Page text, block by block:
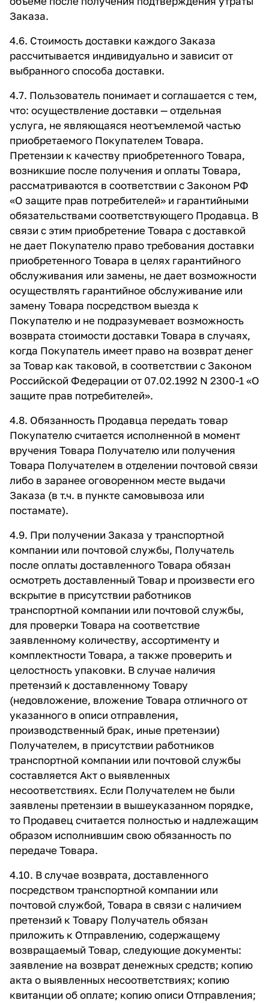
Заказа.
4.6. Стоимость доставки каждого Заказа
рассчитывается индивидуально и зависит от
выбранного способа доставки.
4.7. Пользователь понимает и соглашается с тем,
что: осуществление доставки — отдельная
услуга, не являющаяся неотъемлемой частью
приобретаемого Покупателем Товара.
Претензии к качеству приобретенного Товара,
возникшие после получения и оплаты Товара,
рассматриваются в соответствии с Законом РФ
«О защите прав потребителей» и гарантийными
обязательствами соответствующего Продавца. В
связи с этим приобретение Товара с доставкой
не дает Покупателю право требования доставки
приобретенного Товара в целях гарантийного
обслуживания или замены, не дает возможности
осуществлять гарантийное обслуживание или
замену Товара посредством выезда к
Покупателю и не подразумевает возможность
возврата стоимости доставки Товара в случаях,
когда Покупатель имеет право на возврат денег
за Товар как таковой, в соответствии с Законом
Российской Федерации от 07.02.1992 N 2300-1 «О
защите прав потребителей».
4.8. Обязанность Продавца передать товар
Покупателю считается исполненной в момент
вручения Товара Получателю или получения
Товара Получателем в отделении почтовой связи
либо в заранее оговоренном месте выдачи
Заказа (в т.ч. в пункте самовывоза или
постамате).
4.9. При получении Заказа у транспортной
компании или почтовой службы, Получатель
после оплаты доставленного Товара обязан
осмотреть доставленный Товар и произвести его
вскрытие в присутствии работников
транспортной компании или почтовой службы,
для проверки Товара на соответствие
заявленному количеству, ассортименту и
комплектности Товара, а также проверить и
целостность упаковки. В случае наличия
претензий к доставленному Товару
(недовложение, вложение Товара отличного от
указанного в описи отправления,
производственный брак, иные претензии)
Получателем, в присутствии работников
транспортной компании или почтовой службы
составляется Акт о выявленных
несоответствиях. Если Получателем не были
заявлены претензии в вышеуказанном порядке,
то Продавец считается полностью и надлежащим
образом исполнившим свою обязанность по
передаче Товара.
4.10. В случае возврата, доставленного
посредством транспортной компании или
почтовой службой, Товара в связи с наличием
претензий к Товару Получатель обязан
приложить к Отправлению, содержащему
возвращаемый Товар, следующие документы:
заявление на возврат денежных средств; копию
акта о выявленных несоответствиях; копию
квитанции об оплате; копию описи Отправления;